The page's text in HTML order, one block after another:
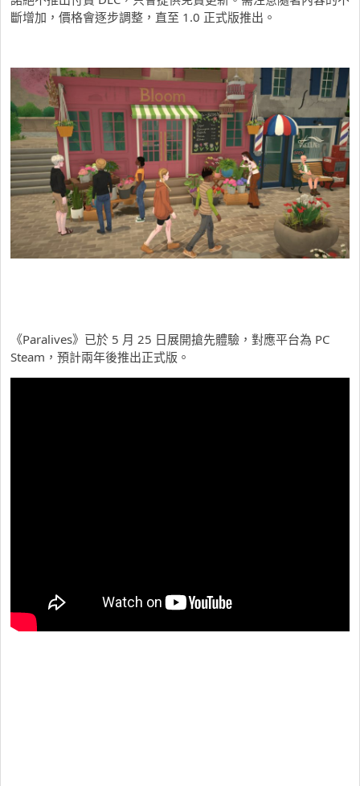
斷增加，價格會逐步調整，直至 1.0 正式版推出。
《Paralives》已於 5 月 25 日展開搶先體驗，對應平台為 PC
Steam，預計兩年後推出正式版。